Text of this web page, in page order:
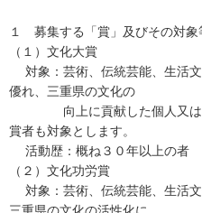
１ 募集する「賞」及びその対象
（１）文化大賞
対象：芸術、伝統芸能、生活
優れ、三重県の文化の
向上に貢献した個人又は団
賞者も対象とします。
活動歴：概ね３０年以上の者
（２）文化功労賞
対象：芸術、伝統芸能、生活文